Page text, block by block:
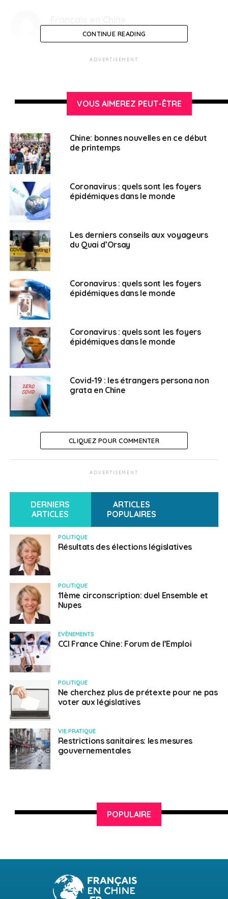
CONTINUE READING
ADVERTISEMENT
VOUS AIMEREZ PEUT-ÊTRE
Chine: bonnes nouvelles en ce début
de printemps
Coronavirus : quels sont les foyers
épidémiques dans le monde
Les derniers conseils aux voyageurs
du Quai d’Orsay
Coronavirus : quels sont les foyers
épidémiques dans le monde
Coronavirus : quels sont les foyers
épidémiques dans le monde
Covid-19 : les étrangers persona non
grata en Chine
CLIQUEZ POUR COMMENTER
ADVERTISEMENT
DERNIERS
ARTICLES
ARTICLES
POPULAIRES
POLITIQUE
Résultats des élections législatives
POLITIQUE
11ème circonscription: duel Ensemble et
Nupes
EVÈNEMENTS
CCI France Chine: Forum de l’Emploi
POLITIQUE
Ne cherchez plus de prétexte pour ne pas
voter aux législatives
VIE PRATIQUE
Restrictions sanitaires: les mesures
gouvernementales
POPULAIRE